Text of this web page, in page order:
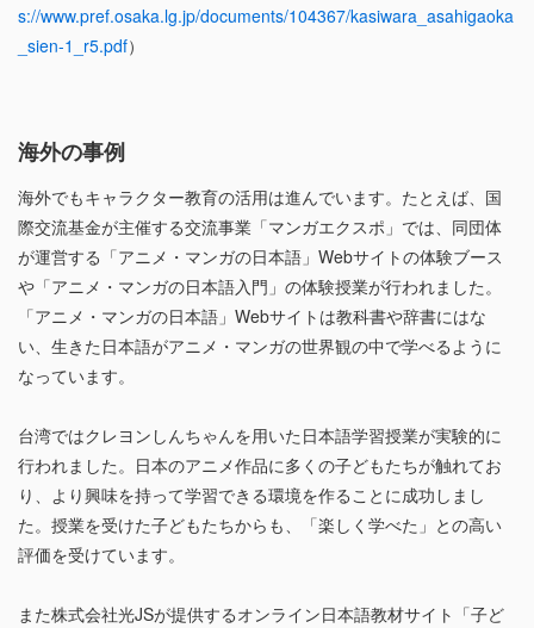
s://www.pref.osaka.lg.jp/documents/104367/kasiwara_asahigaoka
_sien-1_r5.pdf）
海外の事例
海外でもキャラクター教育の活用は進んでいます。たとえば、国
際交流基金が主催する交流事業「マンガエクスポ」では、同団体
が運営する「アニメ・マンガの日本語」Webサイトの体験ブース
や「アニメ・マンガの日本語入門」の体験授業が行われました。
「アニメ・マンガの日本語」Webサイトは教科書や辞書にはな
い、生きた日本語がアニメ・マンガの世界観の中で学べるように
なっています。
台湾ではクレヨンしんちゃんを用いた日本語学習授業が実験的に
行われました。日本のアニメ作品に多くの子どもたちが触れてお
り、より興味を持って学習できる環境を作ることに成功しまし
た。授業を受けた子どもたちからも、「楽しく学べた」との高い
評価を受けています。
また株式会社光JSが提供するオンライン日本語教材サイト「子ど